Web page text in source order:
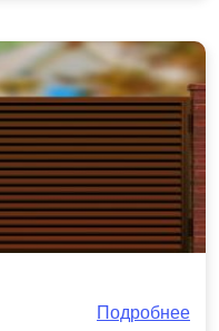
Подробнее